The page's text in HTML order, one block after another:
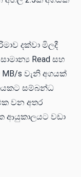
දක්වා මිලදී
Read සහ
MB/s වැනි අගයක්
සම්බන්ධ
වන අතර
ආයුකාලයට වඩා